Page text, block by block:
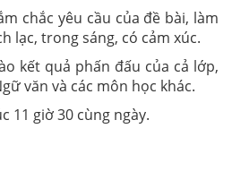
chắc yêu cầu của đề bài, làm
lạc, trong sáng, có cảm xúc.
kết quả phấn đấu của cả lớp,
văn và các môn học khác.
11 giờ 30 cùng ngày.
tọa